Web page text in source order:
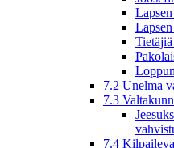
7.2 Unelma
7.3
7.4